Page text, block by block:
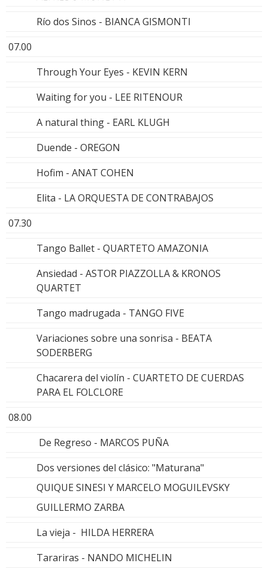
Río dos Sinos - BIANCA GISMONTI
07.00
Through Your Eyes - KEVIN KERN
Waiting for you - LEE RITENOUR
A natural thing - EARL KLUGH
Duende - OREGON
Hofim - ANAT COHEN
Elita - LA ORQUESTA DE CONTRABAJOS
07.30
Tango Ballet - QUARTETO AMAZONIA
Ansiedad - ASTOR PIAZZOLLA & KRONOS
QUARTET
Tango madrugada - TANGO FIVE
Variaciones sobre una sonrisa - BEATA
SODERBERG
Chacarera del violín - CUARTETO DE CUERDAS
PARA EL FOLCLORE
08.00
De Regreso - MARCOS PUÑA
Dos versiones del clásico: "Maturana"
QUIQUE SINESI Y MARCELO MOGUILEVSKY
GUILLERMO ZARBA
La vieja - HILDA HERRERA
Tarariras - NANDO MICHELIN